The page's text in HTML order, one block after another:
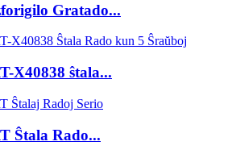
Gratado...
X40838 ŝtala...
Ŝtala Rado...